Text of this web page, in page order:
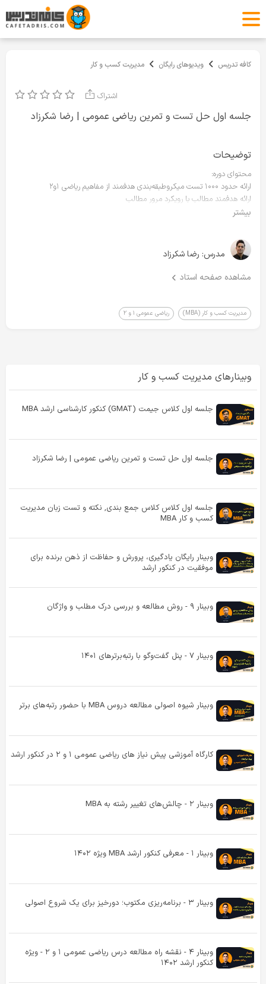
کافه تدریس ویدیوهای رایگان مدیریت کسب و کار
جلسه اول حل تست و تمرین ریاضی عمومی | رضا شکرزاد
اشتراک
توضیحات
محتوای دوره:
ارائه حدود ۱۰۰۰ تست میکروطبقه‌بندی هدفمند از مفاهیم ریاضی ۱و۲
ارائه هدفمند مطالب با رویکرد مرور مطالب
تثبیت مطالب با شیوه‌های تکرار ضمنی آن‌ها در مباحث جلوتر به صورت هدفدار
آموزش خلاصه نویسی مطالب هر فصل
ارائه برنامه مطالعاتی در کانال مربوط به کلاس به تفکیک برای داوطلبان تابستان و
پاییز
بیشتر
مدرس: رضا شکرزاد
مشاهده صفحه استاد
مدیریت کسب و کار (MBA) ریاضی عمومی ۱ و ۲
وبینارهای مدیریت کسب و کار
جلسه اول کلاس جیمت (GMAT) کنکور کارشناسی ارشد MBA
جلسه اول حل تست و تمرین ریاضی عمومی | رضا شکرزاد
جلسه اول کلاس کلاس جمع بندی, نکته و تست زبان مدیریت
کسب و کار MBA
وبینار رایگان یادگیری، پرورش و حفاظت از ذهن برنده برای
موفقیت در کنکور ارشد
وبینار ۹ - روش مطالعه و بررسی درک مطلب و واژگان
وبینار ۷ - پنل گفت‌و‌گو با رتبه‌برترهای ۱۴۰۱
وبینار شیوه اصولی مطالعه دروس MBA با حضور رتبه‌های برتر
کارگاه آموزشی پیش‌ نیاز های ریاضی عمومی ۱ و ۲ در کنکور ارشد
وبینار ۲ - چالش‌های تغییر رشته به MBA
وبینار ۱ - معرفی کنکور ارشد MBA ویژه ۱۴۰۲
وبینار ۳ - برنامه‌ریزی مکتوب؛ دورخیز برای یک شروع اصولی
وبینار ۴ - نقشه‌ راه مطالعه درس ریاضی عمومی ۱ و ۲ - ویژه
کنکور ارشد ۱۴۰۲